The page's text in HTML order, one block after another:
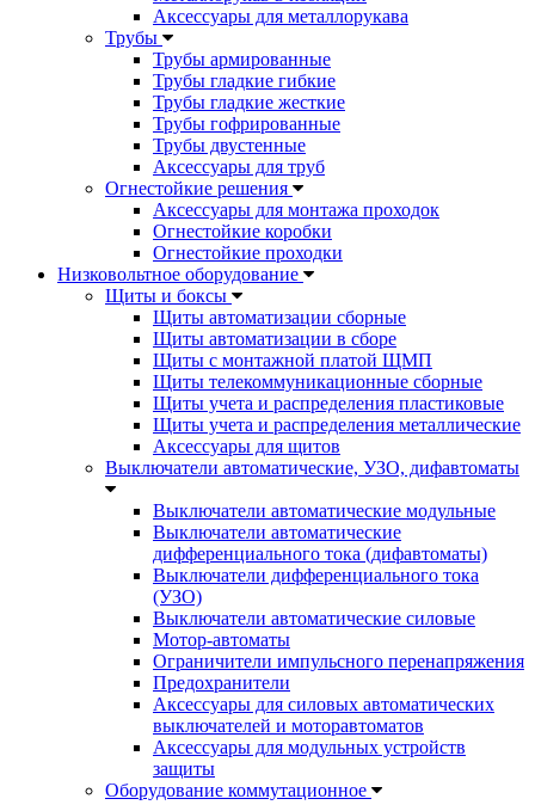
Аксессуары для металлорукава
Трубы
Трубы армированные
Трубы гладкие гибкие
Трубы гладкие жесткие
Трубы гофрированные
Трубы двустенные
Аксессуары для труб
Огнестойкие решения
Аксессуары для монтажа проходок
Огнестойкие коробки
Огнестойкие проходки
Низковольтное оборудование
Щиты и боксы
Щиты автоматизации сборные
Щиты автоматизации в сборе
Щиты с монтажной платой ЩМП
Щиты телекоммуникационные сборные
Щиты учета и распределения пластиковые
Щиты учета и распределения металлические
Аксессуары для щитов
Выключатели автоматические, УЗО, дифавтоматы
Выключатели автоматические модульные
Выключатели автоматические
дифференциального тока (дифавтоматы)
Выключатели дифференциального тока
(УЗО)
Выключатели автоматические силовые
Мотор-автоматы
Ограничители импульсного перенапряжения
Предохранители
Аксессуары для силовых автоматических
выключателей и моторавтоматов
Аксессуары для модульных устройств
защиты
Оборудование коммутационное